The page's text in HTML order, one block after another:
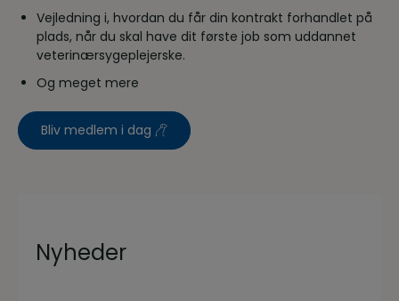
Vejledning i, hvordan du får din kontrakt forhandlet på
plads, når du skal have dit første job som uddannet
veterinærsygeplejerske.
Og meget mere
Bliv medlem i dag
Nyheder